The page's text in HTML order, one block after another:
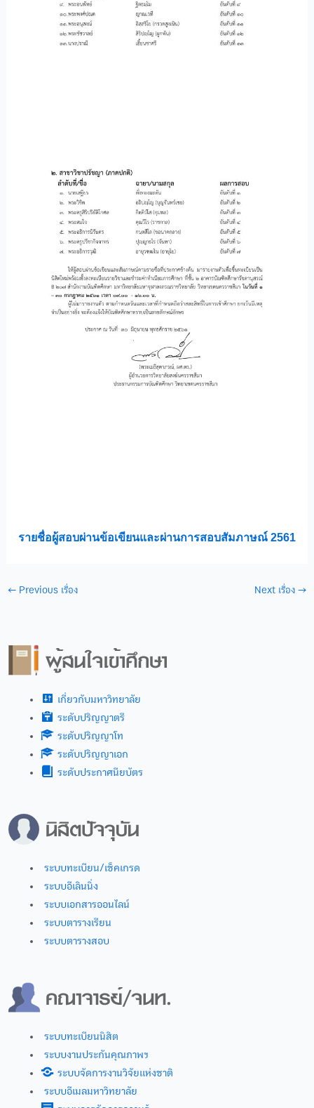
รายชื่อผู้สอบผ่านข้อเขียนและผ่านการสอบสัมภาษณ์ 2561
←Previous เรื่อง Next เรื่อง→
เกี่ยวกับมหาวิทยาลัย
ระดับปริญญาตรี
ระดับปริญญาโท
ระดับปริญญาเอก
ระดับประกาศนียบัตร
ระบบทะเบียน/เช็คเกรด
ระบบอีเลินนิ่ง
ระบบเอกสารออนไลน์
ระบบตารางเรียน
ระบบตารางสอบ
ระบบทะเบียนนิสิต
ระบบงานประกันคุณภาพฯ
ระบบจัดการงานวิจัยแห่งชาติ
ระบบอีเมลมหาวิทยาลัย